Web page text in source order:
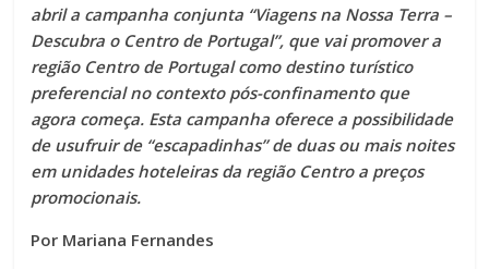
abril a campanha conjunta “Viagens na Nossa Terra –
Descubra o Centro de Portugal”, que vai promover a
região Centro de Portugal como destino turístico
preferencial no contexto pós-confinamento que
agora começa. Esta campanha oferece a possibilidade
de usufruir de “escapadinhas” de duas ou mais noites
em unidades hoteleiras da região Centro a preços
promocionais.
Por Mariana Fernandes